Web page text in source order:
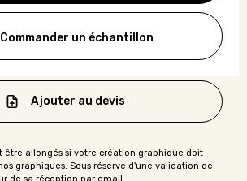
Commander un échantillon
Ajouter au devis